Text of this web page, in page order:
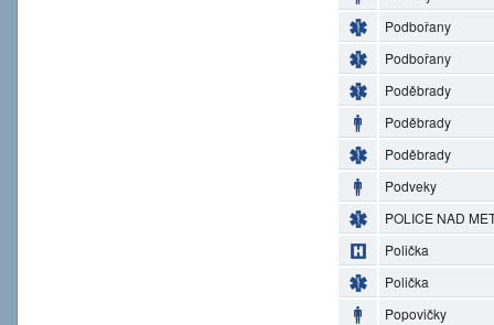
Podbořany
Podbořany
Poděbrady
Poděbrady
Poděbrady
Podveky
POLICE NAD
Polička
Polička
Popovičky